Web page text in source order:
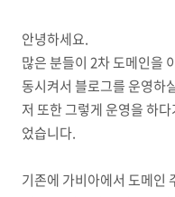
안녕하세요.
많은 분들이 2차 도메인을
동시켜서 블로그를 운영하
저 또한 그렇게 운영을 하
었습니다.
기존에 가비아에서 도메인